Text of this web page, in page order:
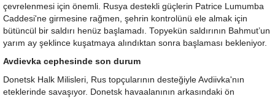
çevrelenmesi için önemli. Rusya destekli güçlerin Patrice Lumumba
Caddesi'ne girmesine rağmen, şehrin kontrolünü ele almak için
bütüncül bir saldırı henüz başlamadı. Topyekün saldırının Bahmut’un
yarım ay şeklince kuşatmaya alındıktan sonra başlaması bekleniyor.
Avdievka cephesinde son durum
Donetsk Halk Milisleri, Rus topçularının desteğiyle Avdiivka'nın
eteklerinde savaşıyor. Donetsk havaalanının arkasındaki ön